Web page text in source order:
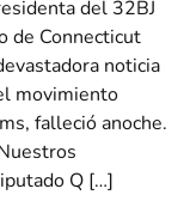
del 32BJ
de Connecticut
noticia
movimiento
falleció anoche.
Q […]